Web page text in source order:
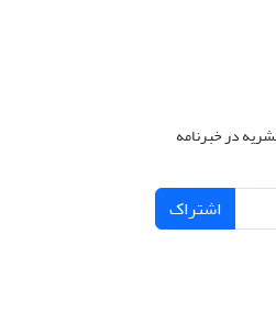
در خبرنامه
اشتراک